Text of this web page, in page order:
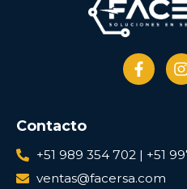
Contacto
+51 989 354 702 | +51
ventas@facersa.com